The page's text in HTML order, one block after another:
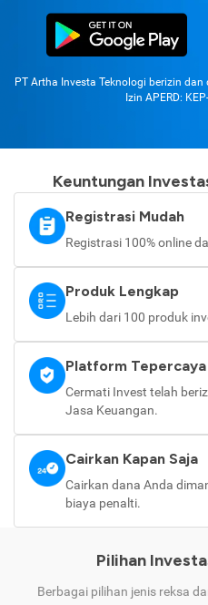
PT Artha Investa Teknologi berizin
Izin APERD:
Keuntungan
Registrasi Mudah
Registrasi 100% online
Produk Lengkap
Lebih dari 100 produk
Platform Tepercaya
Cermati Invest telah
Jasa Keuangan.
Cairkan Kapan Saja
Cairkan dana Anda
biaya penalti.
Pilihan
Berbagai pilihan jenis reksa